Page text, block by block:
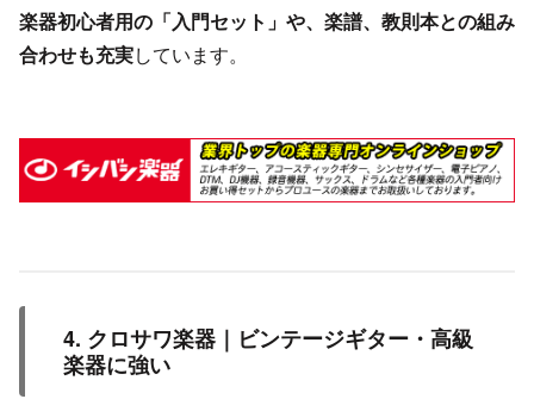
楽器初心者用の「入門セット」や、楽譜、教則本との組み
合わせも充実しています。
4. クロサワ楽器｜ビンテージギター・高級
楽器に強い